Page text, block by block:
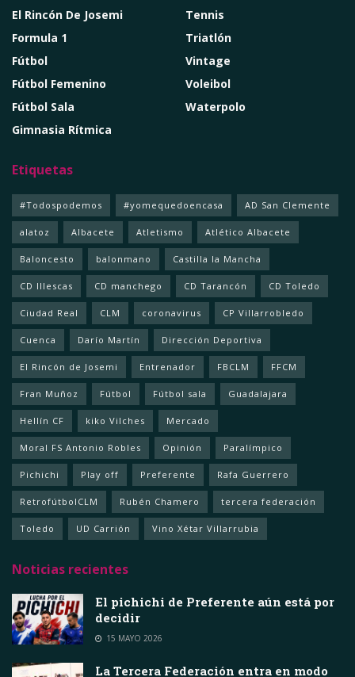
El Rincón De Josemi
Formula 1
Fútbol
Fútbol Femenino
Fútbol Sala
Gimnasia Rítmica
Tennis
Triatlón
Vintage
Voleibol
Waterpolo
Etiquetas
#Todospodemos #yomequedoencasa AD San Clemente
alatoz Albacete Atletismo Atlético Albacete
Baloncesto balonmano Castilla la Mancha
CD Illescas CD manchego CD Tarancón CD Toledo
Ciudad Real CLM coronavirus CP Villarrobledo
Cuenca Darío Martín Dirección Deportiva
El Rincón de Josemi Entrenador FBCLM FFCM
Fran Muñoz Fútbol Fútbol sala Guadalajara
Hellín CF kiko Vilches Mercado
Moral FS Antonio Robles Opinión Paralímpico
Pichichi Play off Preferente Rafa Guerrero
RetrofútbolCLM Rubén Chamero tercera federación
Toledo UD Carrión Vino Xétar Villarrubia
Noticias recientes
El pichichi de Preferente aún está por
decidir
15 MAYO 2026
La Tercera Federación entra en modo